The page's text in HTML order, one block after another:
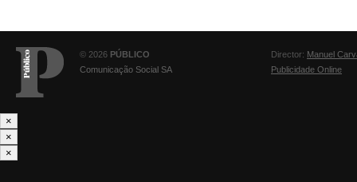
© 2026 PÚBLICO
Comunicação Social SA
Director: Manuel
Publicidade Online
×
×
×